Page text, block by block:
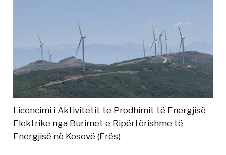
Licencimi i Aktivitetit te Prodhimit të Energjisë
Elektrike nga Burimet e Ripërtërishme të
Energjisë në Kosovë (Erës)